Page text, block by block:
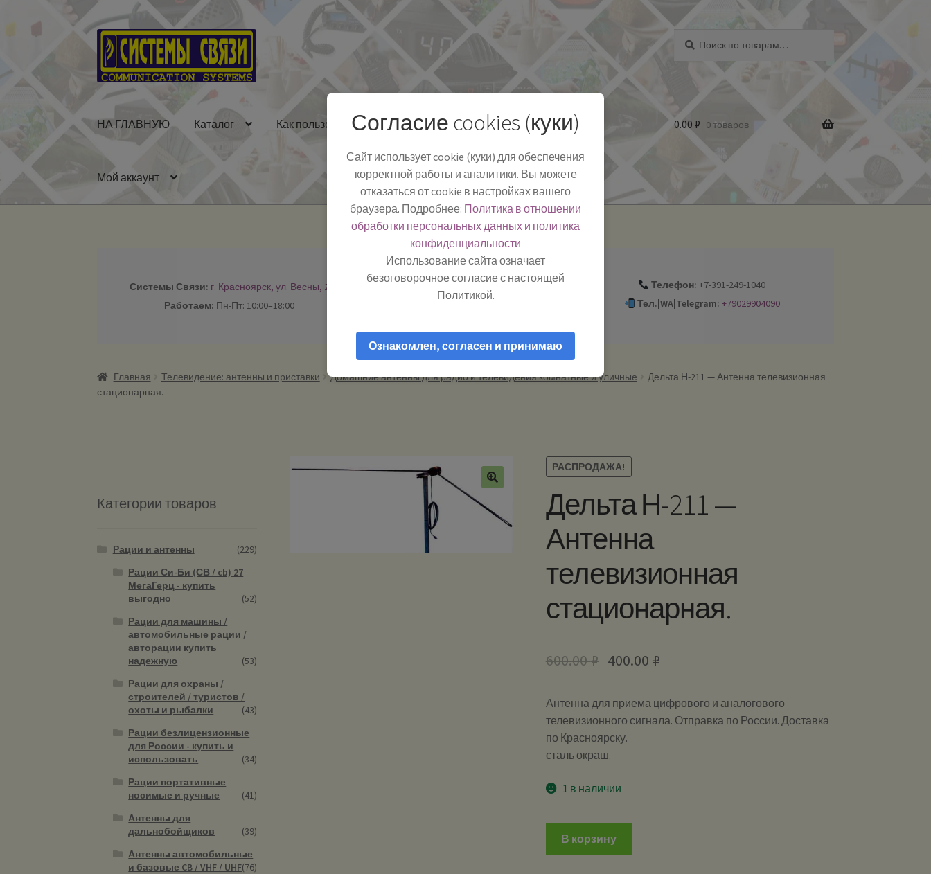
Перейти
к
навигации
Перейти
к
содержимому
НА ГЛАВНУЮ Каталог Как пользоваться Полезная информация БЛОГ
Мой аккаунт
0.00 ₽ 0 товаров
Системы Связи: г. Красноярск, ул. Весны, 2
Работаем: Пн-Пт: 10:00–18:00
-
Телефон: +7-391-249-1040
Тел.|WA|Telegram: +79029904090
Главная Телевидение: антенны и приставки Домашние антенны для радио и телевидения комнатные и уличные
Дельта Н-211 — Антенна телевизионная
стационарная.
РАСПРОДАЖА!
Дельта Н-211 —
Антенна
телевизионная
стационарная.
600.00₽ 400.00 ₽
Антенна для приема цифрового и аналогового
телевизионного сигнала. Отправка по России. Доставка
по Красноярску.
сталь окраш.
1 в наличии
В корзину
Категории товаров
Рации и антенны
(229)
Рации Си-Би (СВ / cb) 27
МегаГерц - купить
выгодно
(52)
Рации для машины /
автомобильные рации /
авторации купить
надежную
(53)
Рации для охраны /
строителей / туристов /
охоты и рыбалки
(43)
Рации безлицензионные
для России - купить и
использовать
(34)
Рации портативные
носимые и ручные
(41)
Антенны для
дальнобойщиков
(39)
Антенны автомобильные
и базовые CB / VHF / UHF(76)
Согласие cookies (куки)
Сайт использует cookie (куки) для обеспечения
корректной работы и аналитики. Вы можете
отказаться от cookie в настройках вашего
браузера. Подробнее: Политика в отношении
обработки персональных данных и политика
конфиденциальности
Использование сайта означает
безоговорочное согласие с настоящей
Политикой.
Ознакомлен, согласен и принимаю